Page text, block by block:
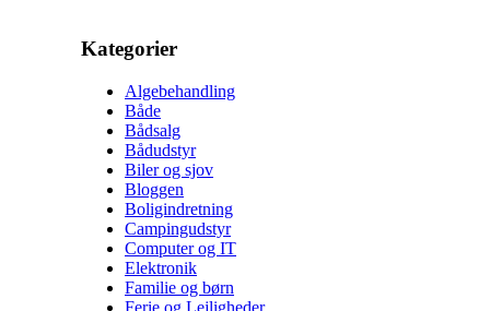
Kategorier
Algebehandling
Både
Bådsalg
Bådudstyr
Biler og sjov
Bloggen
Boligindretning
Campingudstyr
Computer og IT
Elektronik
Familie og børn
Ferie og Lejligheder